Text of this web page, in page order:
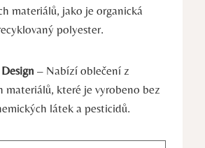
materiálů, jako je organická
polyester.
– Nabízí oblečení z
materiálů, které je vyrobeno bez
látek a pesticidů.